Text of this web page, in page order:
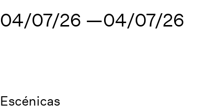
04/07/26
04/07/26
Escénicas